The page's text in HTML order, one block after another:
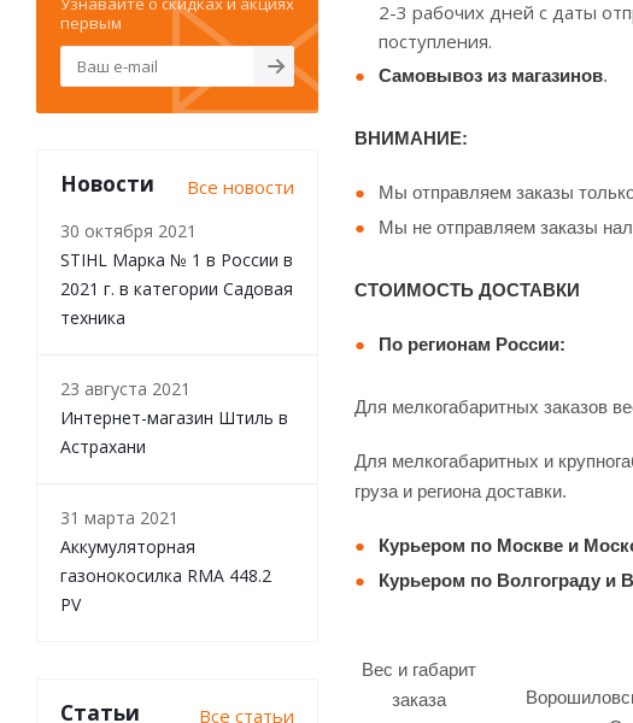
2-3 рабочих дней с даты
поступления.
Самовывоз из магазинов.
ВНИМАНИЕ:
Мы отправляем заказы
Мы не отправляем заказы
СТОИМОСТЬ ДОСТАВКИ
По регионам России:
Для мелкогабаритных заказов
Для мелкогабаритных и
груза и региона доставки.
Курьером по Москве и
Курьером по Волгограду и
Вес и габарит
заказа
первым
Новости Все новости
30 октября 2021
STIHL Марка № 1 в России в
2021 г. в категории Садовая
техника
23 августа 2021
Интернет-магазин Штиль в
Астрахани
31 марта 2021
Аккумуляторная
газонокосилка RMA 448.2
PV
Статьи Все статьи